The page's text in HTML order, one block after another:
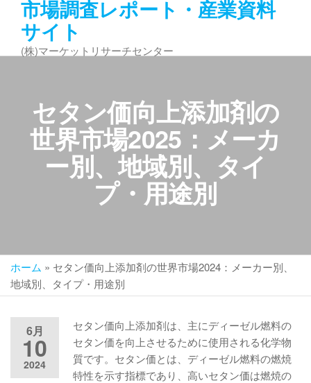
ン
市場調査レポート・産業資料
サイト
(株)マーケットリサーチセンター
セタン価向上添加剤の
世界市場2025：メーカ
ー別、地域別、タイ
プ・用途別
ホーム » セタン価向上添加剤の世界市場2024：メーカー別、
地域別、タイプ・用途別
6月
10
2024
セタン価向上添加剤は、主にディーゼル燃料の
セタン価を向上させるために使用される化学物
質です。セタン価とは、ディーゼル燃料の燃焼
特性を示す指標であり、高いセタン価は燃焼の